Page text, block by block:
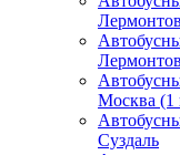
Москва (1
Суздаль